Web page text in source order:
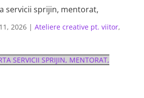
servicii sprijin, mentorat,
2026| Ateliere creative pt. viitor,
SERVICII SPRIJIN, MENTORAT,